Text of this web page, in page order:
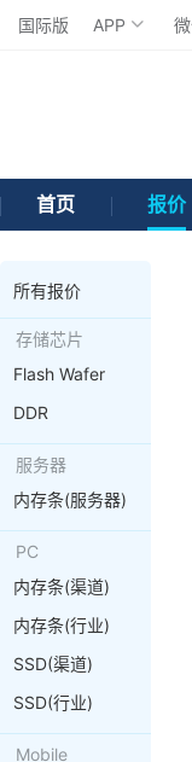
国际版 APP
首页 报价
所有报价
存储芯片
Flash Wafer
DDR
服务器
内存条(服务器)
PC
内存条(渠道)
内存条(行业)
SSD(渠道)
SSD(行业)
Mobile